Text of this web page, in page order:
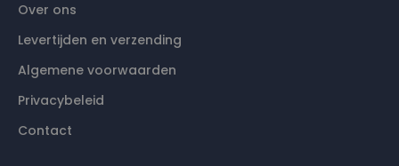
Over ons
Levertijden en verzending
Algemene voorwaarden
Privacybeleid
Contact